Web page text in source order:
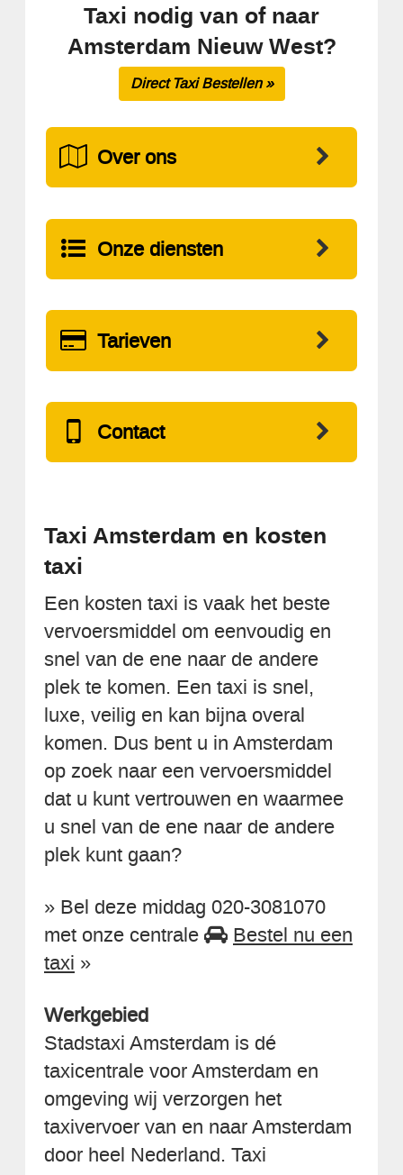
Taxi nodig van of naar
Amsterdam Nieuw West?
Direct Taxi Bestellen »
Over ons
Onze diensten
Tarieven
Contact
Taxi Amsterdam en kosten
taxi
Een kosten taxi is vaak het beste
vervoersmiddel om eenvoudig en
snel van de ene naar de andere
plek te komen. Een taxi is snel,
luxe, veilig en kan bijna overal
komen. Dus bent u in Amsterdam
op zoek naar een vervoersmiddel
dat u kunt vertrouwen en waarmee
u snel van de ene naar de andere
plek kunt gaan?
» Bel deze middag 020-3081070
met onze centrale
Bestel nu een
taxi »
Werkgebied
Stadstaxi Amsterdam is dé
taxicentrale voor Amsterdam en
omgeving wij verzorgen het
taxivervoer van en naar Amsterdam
door heel Nederland. Taxi